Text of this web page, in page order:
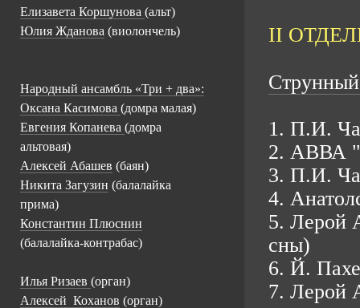
Елизавета Коршунова (альт)
Юлия Жданова (виолончель)
Народный ансамбль «Три + два»:
Оксана Касимова (домра малая)
Евгения Копанева (домра
альтовая)
Алексей Абашев (баян)
Никита Загузин (балалайка
прима)
Константин Плюснин
(балалайка-контрабас)
Илья Ризаев (орган)
Алексей Коханов (орган)
II
1. П.И.
2. АВВА
3. П.И.
4.
5. Лерой
сны)
6. Й.
7. Лерой